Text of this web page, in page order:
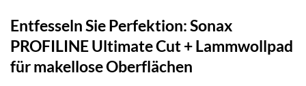
Entfesseln Sie Perfektion: Sonax
PROFILINE Ultimate Cut + Lammwollpad
für makellose Oberflächen